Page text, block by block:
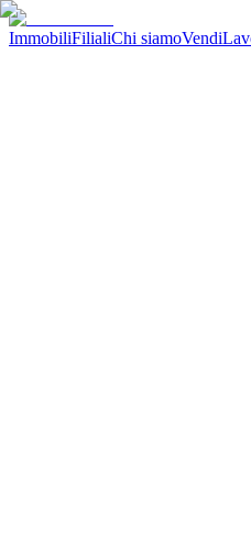
ImmobiliFilialiChi siamoVendi